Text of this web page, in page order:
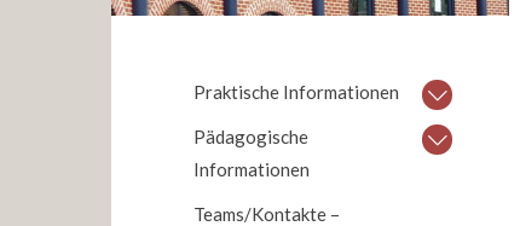
Praktische Informationen
Pädagogische
Informationen
Teams/Kontakte –